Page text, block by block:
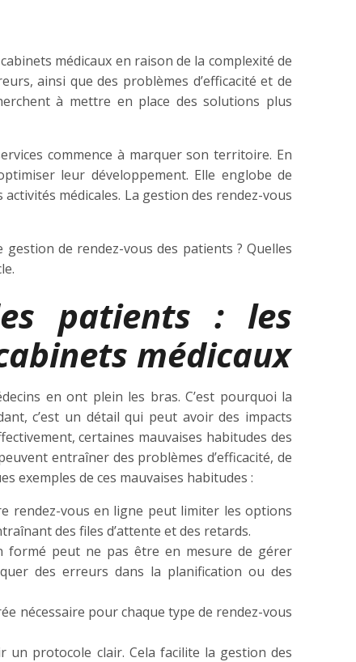
médicaux en raison de la complexité de
ainsi que des problèmes d’efficacité et de
à mettre en place des solutions plus
commence à marquer son territoire. En
leur développement. Elle englobe de
médicales. La gestion des rendez-vous
de rendez-vous des patients ? Quelles
patients : les
médicaux
en ont plein les bras. C’est pourquoi la
c’est un détail qui peut avoir des impacts
certaines mauvaises habitudes des
entraîner des problèmes d’efficacité, de
exemples de ces mauvaises habitudes :
rendez-vous en ligne peut limiter les options
des files d’attente et des retards.
peut ne pas être en mesure de gérer
des erreurs dans la planification ou des
nécessaire pour chaque type de rendez-vous
protocole clair. Cela facilite la gestion des